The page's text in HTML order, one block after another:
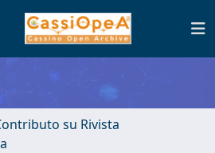
su Rivista